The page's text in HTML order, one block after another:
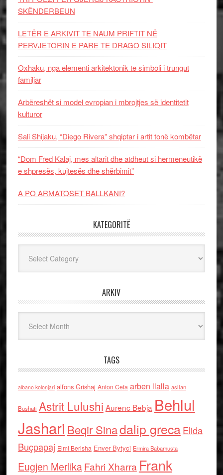
SKËNDERBEUN
LETËR E ARKIVIT TE NAUM PRIFTIT NË
PERVJETORIN E PARE TE DRAGO SILIQIT
Oxhaku, nga elementi arkitektonik te simboli i trungut
familjar
Arbëreshët si model evropian i mbrojtjes së identitetit
kulturor
Sali Shijaku, “Diego Rivera” shqiptar i artit tonë kombëtar
“Dom Fred Kalaj, mes altarit dhe atdheut si hermeneutikë
e shpresës, kujtesës dhe shërbimit”
A PO ARMATOSET BALLKANI?
KATEGORITË
ARKIV
TAGS
albano kolonjari alfons Grishaj Anton Cefa arben llalla asllan
Bushati Astrit Lulushi Aurenc Bebja Behlul
Jashari Beqir Sinadalip grecaElida
Buçpapaj Elmi Berisha Enver Bytyci Ermira Babamusta
Eugjen MerlikaFahri Xharra Frank